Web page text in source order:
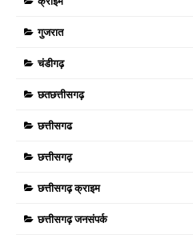
गुजरात
चंडीगढ़
छतछत्तीसगढ़
छत्तीसगढ
छत्तीसगढ़
छत्तीसगढ़ क्राइम
छत्तीसगढ़ जनसंपर्क